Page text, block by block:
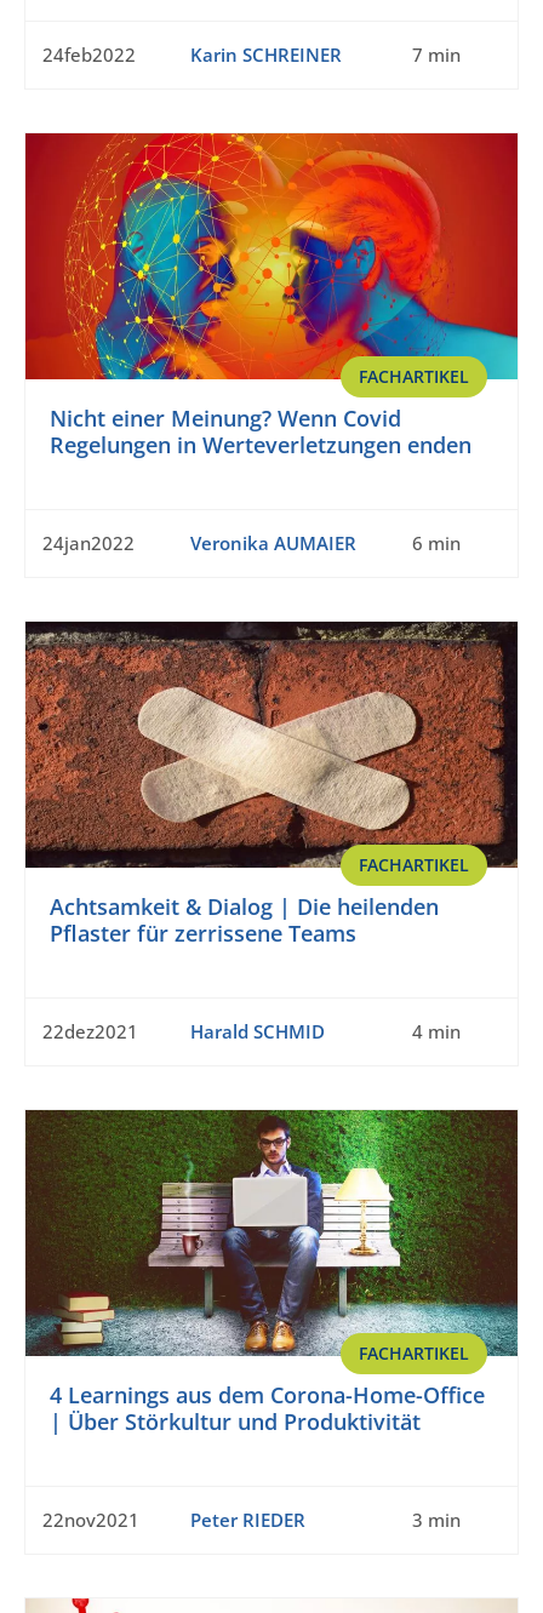
24feb2022 Karin SCHREINER 7 min
FACHARTIKEL
Nicht einer Meinung? Wenn Covid
Regelungen in Werteverletzungen enden
24jan2022 Veronika AUMAIER 6 min
FACHARTIKEL
Achtsamkeit & Dialog | Die heilenden
Pflaster für zerrissene Teams
22dez2021 Harald SCHMID 4 min
FACHARTIKEL
4 Learnings aus dem Corona-Home-Office
| Über Störkultur und Produktivität
22nov2021 Peter RIEDER 3 min